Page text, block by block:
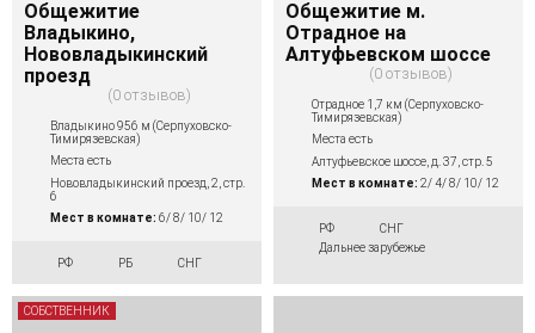
Общежитие
Владыкино,
Нововладыкинский
проезд
0 отзывов
Владыкино 956 м (Серпуховско-
Тимирязевская)
Места есть
Нововладыкинский проезд, 2, стр.
6
Мест в комнате: 6/ 8/ 10/ 12
РФ РБ СНГ
Общежитие м.
Отрадное на
Алтуфьевском шоссе
0 отзывов
Отрадное 1,7 км (Серпуховско-
Тимирязевская)
Места есть
Алтуфьевское шоссе, д. 37, стр. 5
Мест в комнате: 2/ 4/ 8/ 10/ 12
РФ
СНГ
Дальнее зарубежье
СОБСТВЕННИК